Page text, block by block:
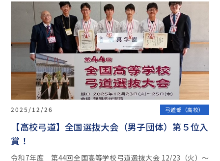
2025/12/26 弓道部（高校）
【高校弓道】全国選抜大会（男子団体）第５位入
賞！
令和7年度 第44回全国高等学校弓道選抜大会 12/23（火）〜